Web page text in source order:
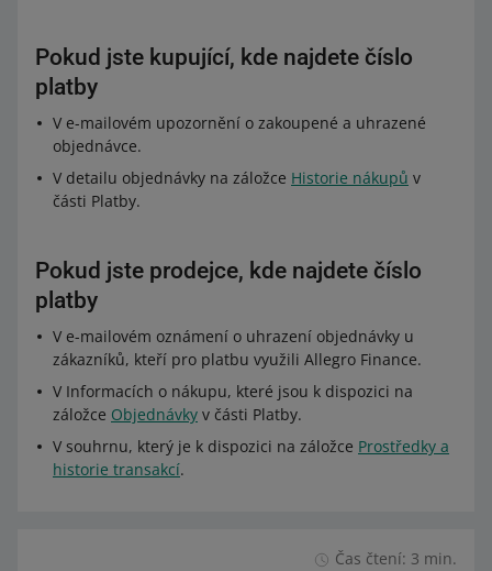
Pokud jste kupující, kde najdete číslo
platby
V e-mailovém upozornění o zakoupené a uhrazené
objednávce.
V detailu objednávky na záložce Historie nákupů v
části Platby.
Pokud jste prodejce, kde najdete číslo
platby
V e-mailovém oznámení o uhrazení objednávky u
zákazníků, kteří pro platbu využili Allegro Finance.
V Informacích o nákupu, které jsou k dispozici na
záložce Objednávky v části Platby.
V souhrnu, který je k dispozici na záložce Prostředky a
historie transakcí.
Čas čtení: 3 min.